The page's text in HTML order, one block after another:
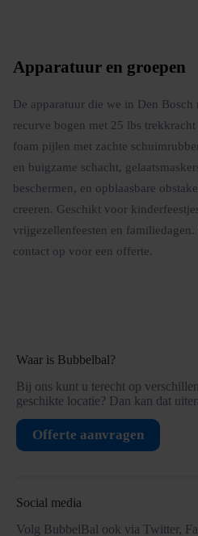
Apparatuur en groepen
De apparatuur die we in Den Bosch
recurve bogen met 25 lbs
foam pijlen met zachte
en buigzame schacht,
beschermen, en opblaasbare
creeren. Geschikt voor
vrijgezellenfeesten en
contact op voor een offerte.
Waar is Bubbelbal?
Bij ons kunt u terecht op
geschikte locatie? Dan kan dat
Offerte aanvragen
Social media
Volg BubbelBal ook via Twitter,